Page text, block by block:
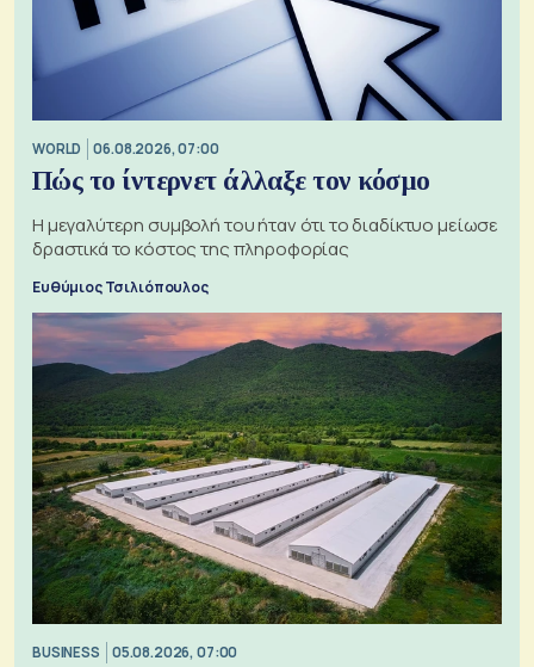
WORLD 06.08.2026, 07:00
Πώς το ίντερνετ άλλαξε τον κόσμο
Η μεγαλύτερη συμβολή του ήταν ότι το διαδίκτυο μείωσε
δραστικά το κόστος της πληροφορίας
Ευθύμιος Τσιλιόπουλος
BUSINESS 05.08.2026, 07:00